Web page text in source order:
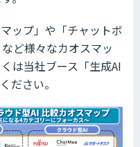
ップ」や「チャットボ
ど様々なカオスマッ
は当社ブース「生成AI
ださい。